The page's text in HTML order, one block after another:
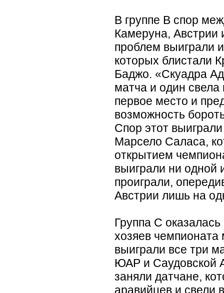
В группе B спор
Камеруна, Австрии
проблем выиграли
которых блистали
Баджо. «Скуадра
матча и один
первое место и
возможность
Спор этот
Марсело Саласа,
открытием
выиграли ни одной
проиграли,
Австрии лишь на
Группа С
хозяев
выиграли все три
ЮАР и Саудовской
заняли датчане,
аравийцев и свели